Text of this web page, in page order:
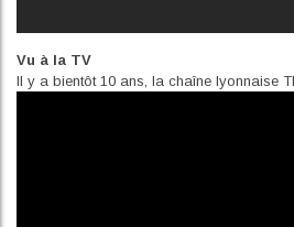
Vu à la TV
Il y a bientôt 10 ans, la chaîne lyonnaise